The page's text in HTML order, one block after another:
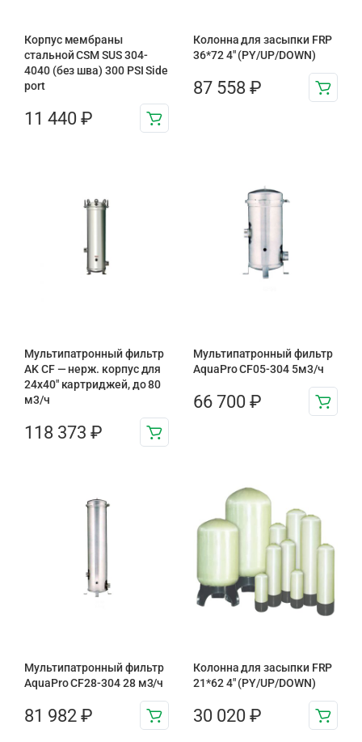
Корпус мембраны
стальной CSM SUS 304-
4040 (без шва) 300 PSI Side
port
11 440 ₽
Колонна для засыпки FRP
36*72 4″ (PY/UP/DOWN)
87 558 ₽
Мультипатронный фильтр
AK CF — нерж. корпус для
24х40″ картриджей, до 80
м3/ч
118 373 ₽
Мультипатронный фильтр
AquaPro CF05-304 5м3/ч
66 700 ₽
Мультипатронный фильтр
AquaPro CF28-304 28 м3/ч
81 982 ₽
Колонна для засыпки FRP
21*62 4″ (PY/UP/DOWN)
30 020 ₽